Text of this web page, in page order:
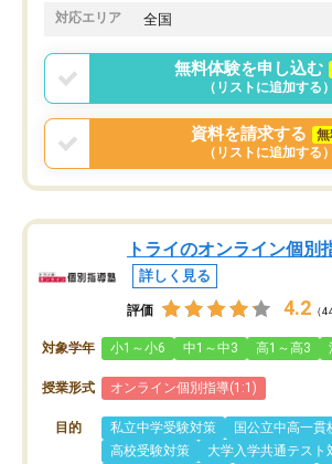
でした。
言う事で講師変更の申し出があり、あ
まりに短期での変更だった為、塾に通
う事にして退会しました。遅れも取り
戻せ、授業内容や講師の方は良かった
と思います。
対応エリア 全国
無料体験を申し込む
（リストに追加する）
資料を請求する
（リストに追加する）
トライのオンライン個別
詳しく見る
評価 4.2 （
対象学年 小1～小6 中1～中3 高1～高3
授業形式 オンライン個別指導(1:1)
目的 私立中学受験対策
国公立中高一貫
高校受験対策
大学入学共通テスト